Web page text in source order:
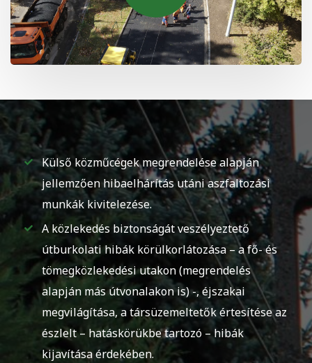
Külső közműcégek megrendelése alapján
jellemzően hibaelhárítás utáni aszfaltozási
munkák kivitelezése.
A közlekedés biztonságát veszélyeztető
útburkolati hibák körülkorlátozása – a fő- és
tömegközlekedési utakon (megrendelés
alapján más útvonalakon is) -, éjszakai
megvilágítása, a társüzemeltetők értesítése az
észlelt – hatáskörükbe tartozó – hibák
kijavítása érdekében.